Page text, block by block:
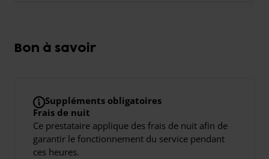
Bon à savoir
Suppléments obligatoires
Frais de nuit
Ce prestataire applique des frais de nuit afin de
garantir le fonctionnement du service pendant
ces heures.